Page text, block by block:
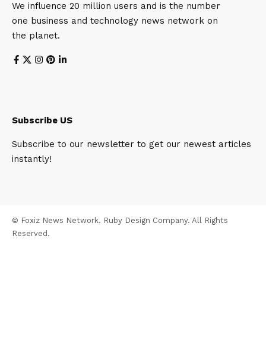
We influence 20 million users and is the number
one business and technology news network on
the planet.
Subscribe US
Subscribe to our newsletter to get our newest articles
instantly!
© Foxiz News Network. Ruby Design Company. All Rights
Reserved.